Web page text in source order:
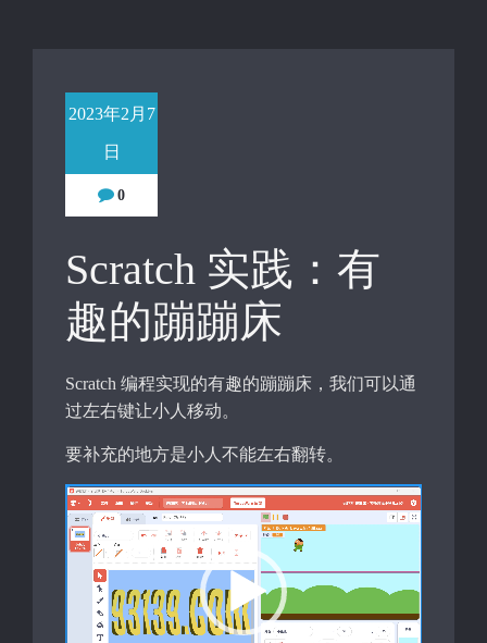
2023年2月7
日
0
Scratch 实践：有
趣的蹦蹦床
Scratch 编程实现的有趣的蹦蹦床，我们可以通
过左右键让小人移动。
要补充的地方是小人不能左右翻转。
视
频
播
放